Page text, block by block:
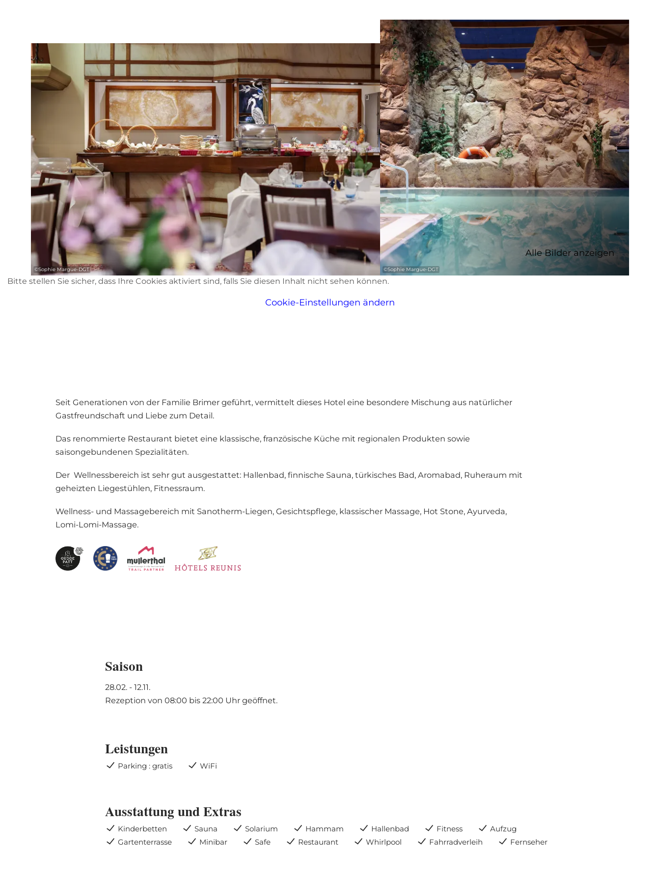
©Sophie Margue-DGT ©Sophie Margue-DGT
Alle Bilder anzeigen
Bitte stellen Sie sicher, dass Ihre Cookies aktiviert sind, falls Sie diesen Inhalt nicht sehen können.
Cookie-Einstellungen ändern
Seit Generationen von der Familie Brimer geführt, vermittelt dieses Hotel eine besondere Mischung aus natürlicher
Gastfreundschaft und Liebe zum Detail.
Das renommierte Restaurant bietet eine klassische, französische Küche mit regionalen Produkten sowie
saisongebundenen Spezialitäten.
Der Wellnessbereich ist sehr gut ausgestattet: Hallenbad, finnische Sauna, türkisches Bad, Aromabad, Ruheraum mit
geheizten Liegestühlen, Fitnessraum.
Wellness- und Massagebereich mit Sanotherm-Liegen, Gesichtspflege, klassischer Massage, Hot Stone, Ayurveda,
Lomi-Lomi-Massage.
Saison
28.02. - 12.11.
Rezeption von 08:00 bis 22:00 Uhr geöffnet.
Leistungen
Parking : gratis WiFi
Ausstattung und Extras
Kinderbetten Sauna Solarium Hammam Hallenbad Fitness
Aufzug
Gartenterrasse
Minibar Safe Restaurant Whirlpool Fahrradverleih Fernseher